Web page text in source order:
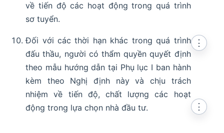
về tiến độ các hoạt động trong quá trình
sơ tuyển.
Đối với các thời hạn khác trong quá trình
đấu thầu, người có thẩm quyền quyết định
theo mẫu hướng dẫn tại Phụ lục I ban hành
kèm theo Nghị định này và chịu trách
nhiệm về tiến độ, chất lượng các hoạt
động trong lựa chọn nhà đầu tư.
⋮
⋮